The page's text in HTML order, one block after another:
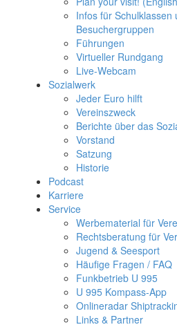
Infos für Schulklassen
Besuchergruppen
Führungen
Virtueller Rundgang
Live-Webcam
Sozialwerk
Jeder Euro hilft
Vereinszweck
Berichte über das
Vorstand
Satzung
Historie
Podcast
Karriere
Service
Werbematerial für
Rechtsberatung für
Jugend & Seesport
Häufige Fragen / FAQ
Funkbetrieb U 995
U 995 Kompass-App
Onlineradar
Links & Partner